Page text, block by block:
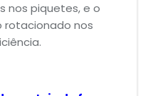
nos piquetes, e o
nos